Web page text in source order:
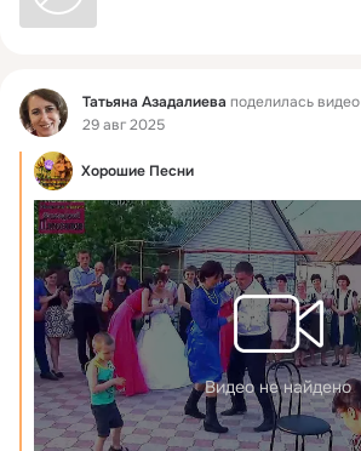
Фид Татьяна Азадалиева поделилась видео
29 авг 2025
Хорошие Песни
Видео не найдено